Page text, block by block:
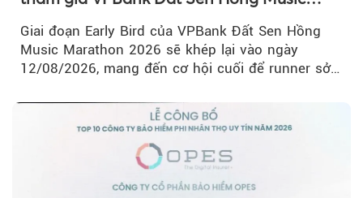
Giai đoạn Early Bird của VPBank Đất Sen Hồng
Music Marathon 2026 sẽ khép lại vào ngày
12/08/2026, mang đến cơ hội cuối để runner sở